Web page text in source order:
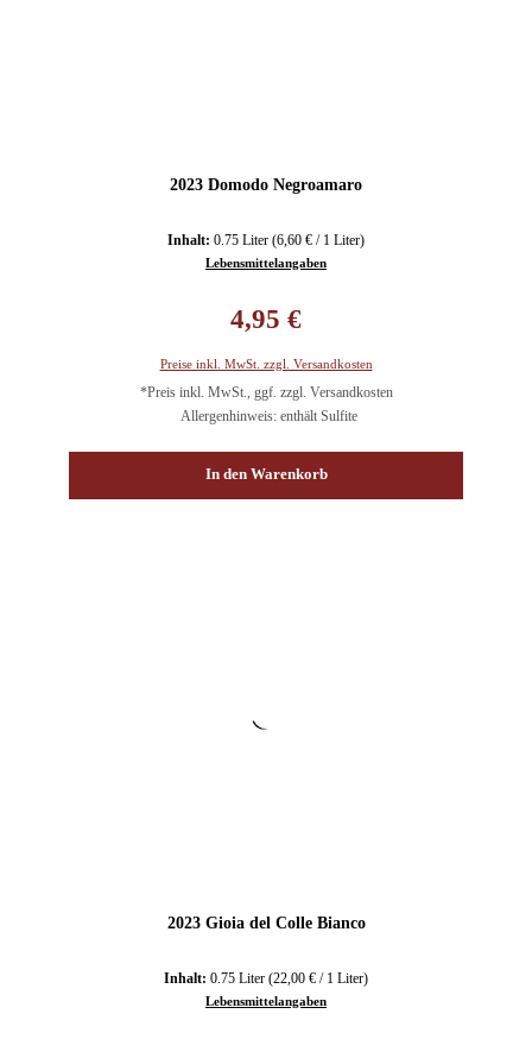
2023 Domodo Negroamaro
Inhalt: 0.75 Liter (6,60 € / 1 Liter)
Lebensmittelangaben
4,95 €
Preise inkl. MwSt. zzgl. Versandkosten
*Preis inkl. MwSt., ggf. zzgl. Versandkosten
Allergenhinweis: enthält Sulfite
In den Warenkorb
2023 Gioia del Colle Bianco
Inhalt: 0.75 Liter (22,00 € / 1 Liter)
Lebensmittelangaben